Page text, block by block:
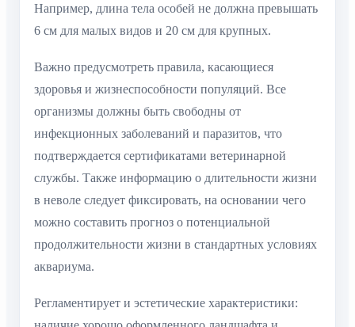
Например, длина тела особей не должна превышать
6 см для малых видов и 20 см для крупных.
Важно предусмотреть правила, касающиеся
здоровья и жизнеспособности популяций. Все
организмы должны быть свободны от
инфекционных заболеваний и паразитов, что
подтверждается сертификатами ветеринарной
службы. Также информацию о длительности жизни
в неволе следует фиксировать, на основании чего
можно составить прогноз о потенциальной
продолжительности жизни в стандартных условиях
аквариума.
Регламентирует и эстетические характеристики: